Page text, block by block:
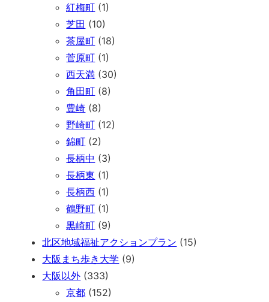
紅梅町 (1)
芝田 (10)
茶屋町 (18)
菅原町 (1)
西天満 (30)
角田町 (8)
豊崎 (8)
野崎町 (12)
錦町 (2)
長柄中 (3)
長柄東 (1)
長柄西 (1)
鶴野町 (1)
黒崎町 (9)
北区地域福祉アクションプラン (15)
大阪まち歩き大学 (9)
大阪以外 (333)
京都 (152)